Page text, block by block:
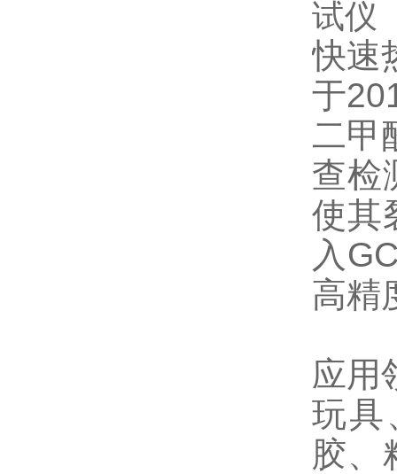
快速
于
二甲
查检
使其
入
高精
应用
玩具
胶、